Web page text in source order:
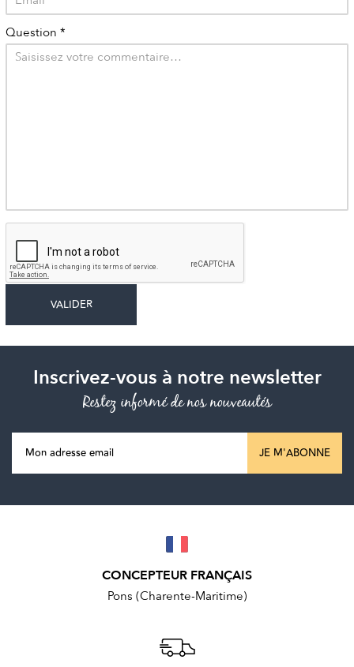
Question *
Inscrivez-vous à notre newsletter
Restez informé de nos nouveautés
JE M'ABONNE
CONCEPTEUR FRANÇAIS
Pons (Charente-Maritime)